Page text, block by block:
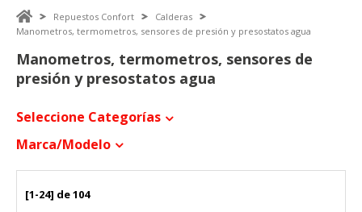
Repuestos Confort
Calderas
Manometros, termometros, sensores de presión y presostatos agua
Manometros, termometros, sensores de
presión y presostatos agua
Seleccione Categorías
Marca/modelo
[1-24] de 104